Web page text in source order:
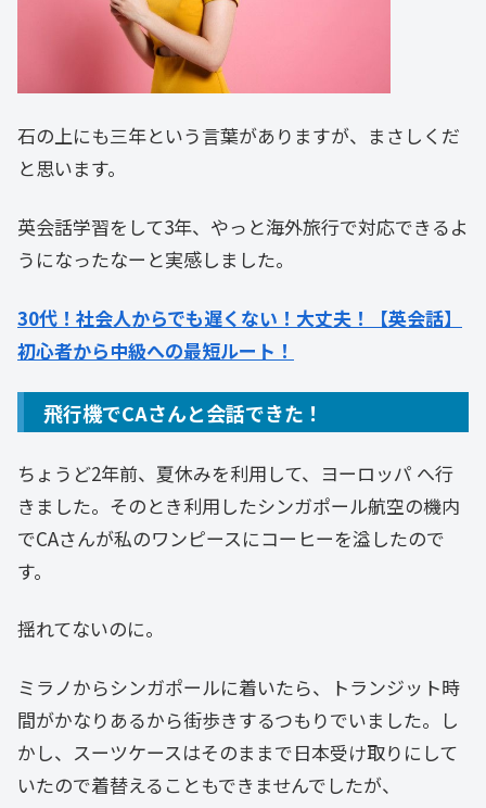
石の上にも三年という言葉がありますが、まさしくだ
と思います。
英会話学習をして3年、やっと海外旅行で対応できるよ
うになったなーと実感しました。
30代！社会人からでも遅くない！大丈夫！【英会話】
初心者から中級への最短ルート！
飛行機でCAさんと会話できた！
ちょうど2年前、夏休みを利用して、ヨーロッパ へ行
きました。そのとき利用したシンガポール航空の機内
でCAさんが私のワンピースにコーヒーを溢したので
す。
揺れてないのに。
ミラノからシンガポールに着いたら、トランジット時
間がかなりあるから街歩きするつもりでいました。し
かし、スーツケースはそのままで日本受け取りにして
いたので着替えることもできませんでしたが、